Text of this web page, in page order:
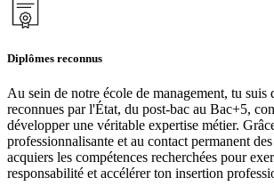
Diplômes reconnus
Au sein de notre école de management, tu suis
reconnues par l'État, du post-bac au Bac+5,
développer une véritable expertise métier.
professionnalisante et au contact permanent
acquiers les compétences recherchées pour
responsabilité et accélérer ton insertion